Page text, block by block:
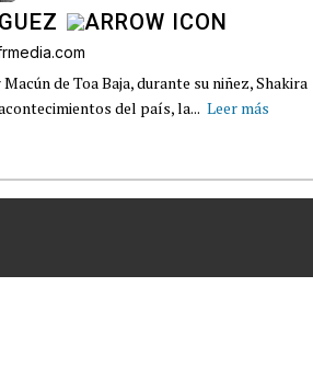
de Toa Baja, durante su niñez, Shakira
del país, la... Leer más